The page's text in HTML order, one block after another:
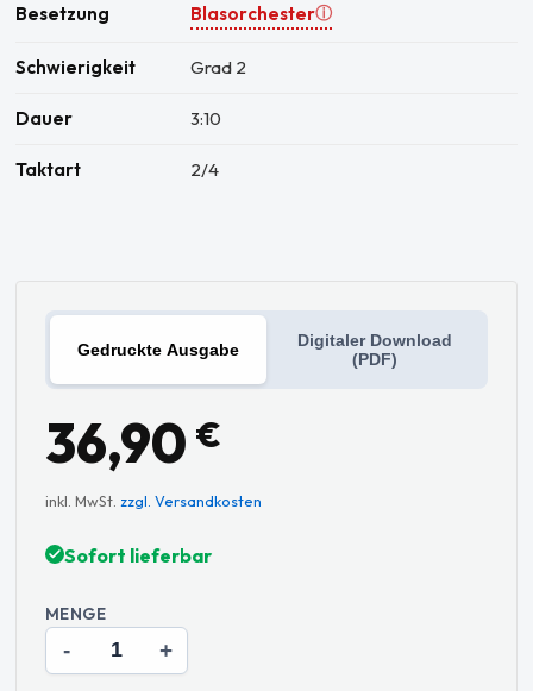
Besetzung Blasorchesterⓘ
Schwierigkeit Grad 2
Dauer 3:10
Taktart 2/4
Gedruckte Ausgabe
Digitaler Download
(PDF)
36,90 €
inkl. MwSt. zzgl. Versandkosten
Sofort lieferbar
MENGE
- +